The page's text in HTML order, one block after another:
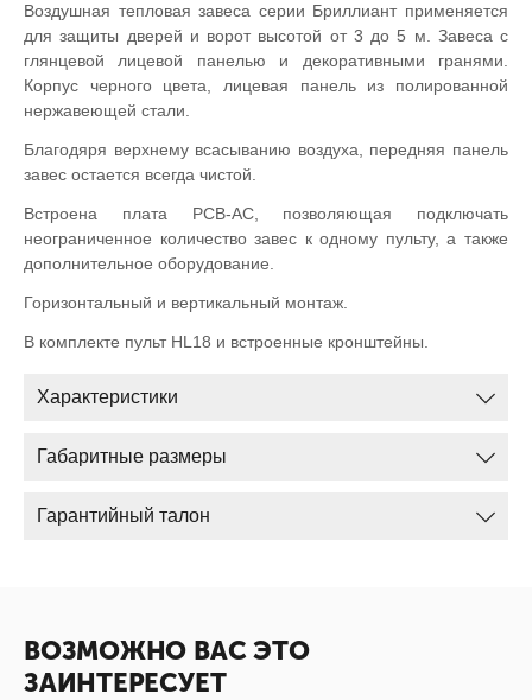
Воздушная тепловая завеса серии Бриллиант применяется
для защиты дверей и ворот высотой от 3 до 5 м. Завеса с
глянцевой лицевой панелью и декоративными гранями.
Корпус черного цвета, лицевая панель из полированной
нержавеющей стали.
Благодяря верхнему всасыванию воздуха, передняя панель
завес остается всегда чистой.
Встроена плата PCB-AC, позволяющая подключать
неограниченное количество завес к одному пульту, а также
дополнительное оборудование.
Горизонтальный и вертикальный монтаж.
В комплекте пульт HL18 и встроенные кронштейны.
Характеристики
Габаритные размеры
Гарантийный талон
ВОЗМОЖНО ВАС ЭТО
ЗАИНТЕРЕСУЕТ